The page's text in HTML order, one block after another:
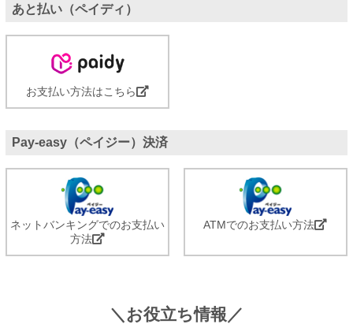
あと払い（ペイディ）
お支払い方法はこちら
Pay-easy（ペイジー）決済
ネットバンキングでのお支払い
方法
ATMでのお支払い方法
＼お役立ち情報／